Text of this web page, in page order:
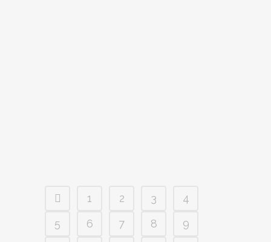
1 2 3
4
5
6 7 8
9